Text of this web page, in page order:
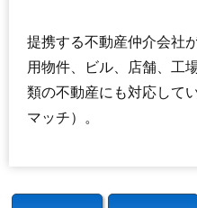
提携する不動産仲介会社
用物件、ビル、店舗、工
類の不動産にも対応して
マッチ）。